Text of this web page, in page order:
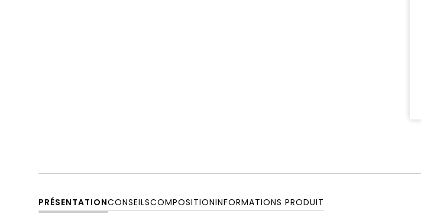
PRÉSENTATIONCONSEILSCOMPOSITIONINFORMATIONS PRODUIT